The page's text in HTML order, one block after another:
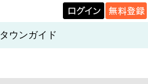
ウンガイド